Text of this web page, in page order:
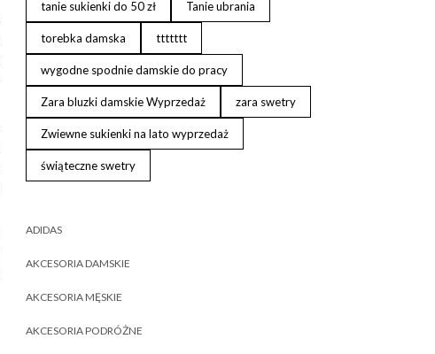
tanie sukienki do 50 zł Tanie ubrania
torebka damska ttttttt
wygodne spodnie damskie do pracy
Zara bluzki damskie Wyprzedaż zara swetry
Zwiewne sukienki na lato wyprzedaż
świąteczne swetry
ADIDAS
AKCESORIA DAMSKIE
AKCESORIA MĘSKIE
AKCESORIA PODRÓŻNE